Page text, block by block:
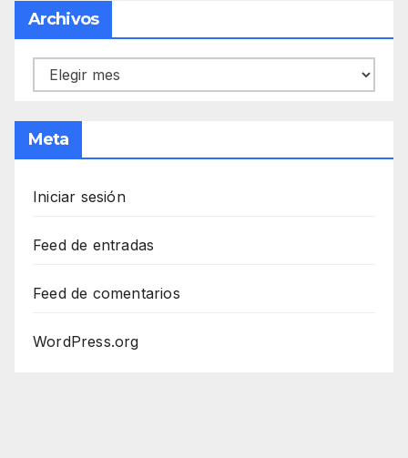
Archivos
Archivos
Meta
Iniciar sesión
Feed de entradas
Feed de comentarios
WordPress.org